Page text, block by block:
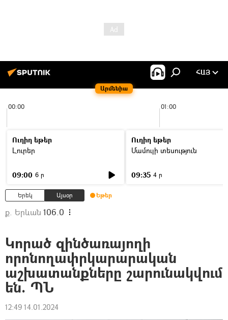
Արմենիա
ՀԱՅ
00:00 01:00
Ուղիղ եթեր
Լուրեր
09:00 6 ր
Ուղիղ եթեր
Մամուլի տեսություն
09:35 4 ր
Երեկ Այսօր Եթեր
ք. Երևան 106.0
Կորած զինծառայողի
որոնողափրկարարական
աշխատանքները շարունակվում
են. ՊՆ
12:49 14.01.2024